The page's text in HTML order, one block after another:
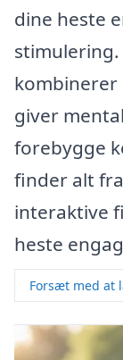
dine heste
kombinerer
giver
forebygge
finder alt
interaktive
heste
Forsæt med at